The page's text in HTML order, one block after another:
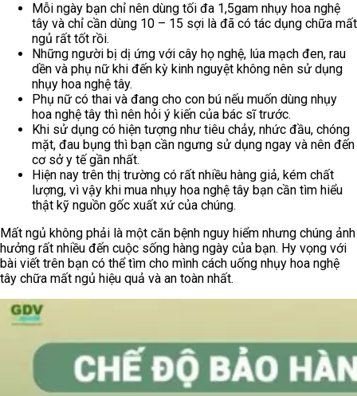
Mỗi ngày bạn chỉ nên dùng tối đa 1,5gam nhụy hoa nghệ
tây và chỉ cần dùng 10 – 15 sợi là đã có tác dụng chữa mất
ngủ rất tốt rồi.
Những người bị dị ứng với cây họ nghệ, lúa mạch đen, rau
dền và phụ nữ khi đến kỳ kinh nguyệt không nên sử dụng
nhụy hoa nghệ tây.
Phụ nữ có thai và đang cho con bú nếu muốn dùng nhụy
hoa nghệ tây thì nên hỏi ý kiến của bác sĩ trước.
Khi sử dụng có hiện tượng như tiêu chảy, nhức đầu, chóng
mặt, đau bụng thì bạn cần ngưng sử dụng ngay và nên đến
cơ sở y tế gần nhất.
Hiện nay trên thị trường có rất nhiều hàng giả, kém chất
lượng, vì vậy khi mua nhụy hoa nghệ tây bạn cần tìm hiểu
thật kỹ nguồn gốc xuất xứ của chúng.
Mất ngủ không phải là một căn bệnh nguy hiểm nhưng chúng ảnh
hưởng rất nhiều đến cuộc sống hàng ngày của bạn. Hy vọng với
bài viết trên bạn có thể tìm cho mình cách uống nhụy hoa nghệ
tây chữa mất ngủ hiệu quả và an toàn nhất.